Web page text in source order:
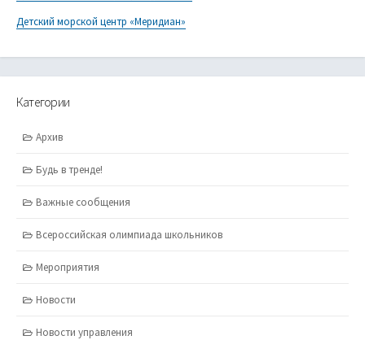
Детский морской центр «Меридиан»
Категории
Архив
Будь в тренде!
Важные сообщения
Всероссийская олимпиада школьников
Мероприятия
Новости
Новости управления